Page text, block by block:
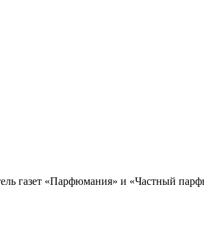
газет «Парфюмания» и «Частный